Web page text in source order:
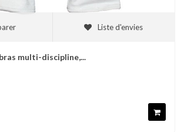
Liste d'envies
multi-discipline,...